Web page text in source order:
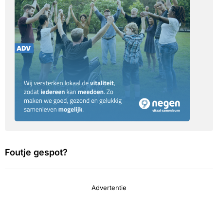
Foutje gespot?
Advertentie